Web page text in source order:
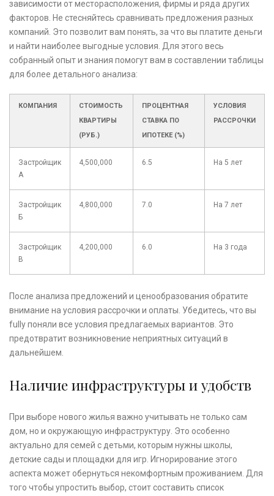
зависимости от месторасположения, фирмы и ряда других
факторов. Не стесняйтесь сравнивать предложения разных
компаний. Это позволит вам понять, за что вы платите деньги
и найти наиболее выгодные условия. Для этого весь
собранный опыт и знания помогут вам в составлении таблицы
для более детального анализа:
КОМПАНИЯ
СТОИМОСТЬ
КВАРТИРЫ
(РУБ.)
ПРОЦЕНТНАЯ
СТАВКА ПО
ИПОТЕКЕ (%)
УСЛОВИЯ
РАССРОЧКИ
Застройщик
А
4,500,000 6.5 На 5 лет
Застройщик
Б
4,800,000 7.0 На 7 лет
Застройщик
В
4,200,000 6.0 На 3 года
После анализа предложений и ценообразования обратите
внимание на условия рассрочки и оплаты. Убедитесь, что вы
fully поняли все условия предлагаемых вариантов. Это
предотвратит возникновение неприятных ситуаций в
дальнейшем.
Наличие инфраструктуры и удобств
При выборе нового жилья важно учитывать не только сам
дом, но и окружающую инфраструктуру. Это особенно
актуально для семей с детьми, которым нужны школы,
детские сады и площадки для игр. Игнорирование этого
аспекта может обернуться некомфортным проживанием. Для
того чтобы упростить выбор, стоит составить список